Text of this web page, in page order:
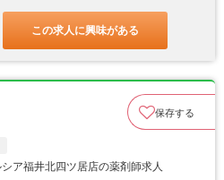
この求人に興味がある
保存する
ア福井北四ツ居店の薬剤師求人